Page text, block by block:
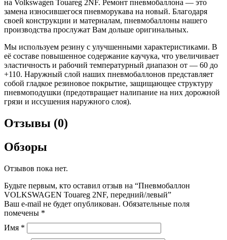
на Volkswagen Touareg 2NF. Ремонт пневмобаллона — это
замена износившегося пневморукава на новый. Благодаря
своей конструкции и материалам, пневмобаллоны нашего
производства прослужат Вам дольше оригинальных.
Мы используем резину с улучшенными характеристиками. В
её составе повышенное содержание каучука, что увеличивает
эластичность и рабочий температурный диапазон от — 60 до
+110. Наружный слой наших пневмобаллонов представляет
собой гладкое резиновое покрытие, защищающее структуру
пневмоподушки (предотвращает налипание на них дорожной
грязи и иссушения наружного слоя).
Отзывы (0)
Обзоры
Отзывов пока нет.
Будьте первым, кто оставил отзыв на “Пневмобаллон
VOLKSWAGEN Touareg 2NF, передний/левый”
Ваш e-mail не будет опубликован. Обязательные поля
помечены *
Имя *